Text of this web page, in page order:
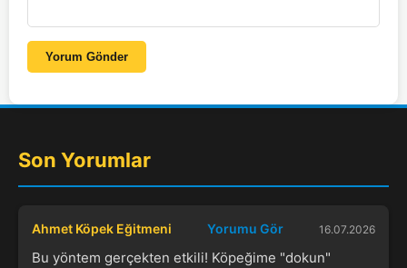
Yorum Gönder
Son Yorumlar
Ahmet Köpek Eğitmeni Yorumu Gör 16.07.2026
Bu yöntem gerçekten etkili! Köpeğime "dokun"